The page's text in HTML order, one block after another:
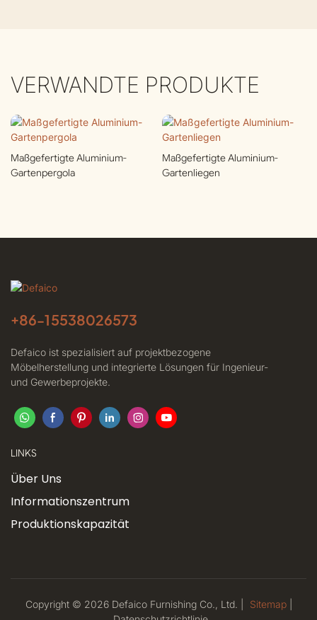
VERWANDTE PRODUKTE
Maßgefertigte Aluminium-
Gartenpergola
Maßgefertigte Aluminium-
Gartenliegen
+86-15538026573
Defaico ist spezialisiert auf projektbezogene
Möbelherstellung und integrierte Lösungen für Ingenieur-
und Gewerbeprojekte.
LINKS
Über Uns
Informationszentrum
Produktionskapazität
Copyright © 2026 Defaico Furnishing Co., Ltd. | Sitemap